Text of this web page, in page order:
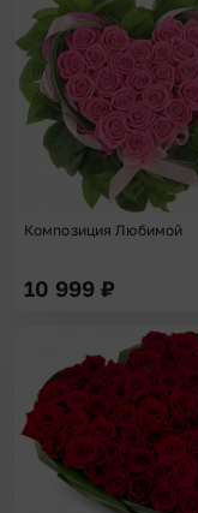
Композиция Любимой
10 999 ₽